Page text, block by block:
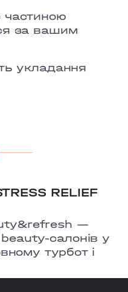
частиною
за вашим
укладання
RELIEF
—
салонів у
турбот і